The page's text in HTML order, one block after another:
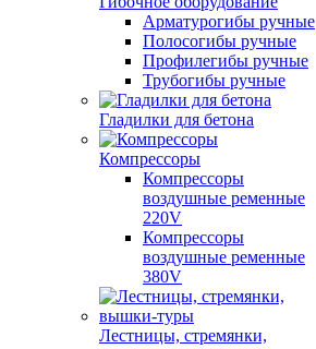
Арматурогибы ручные
Полосогибы ручные
Профилегибы ручные
Трубогибы ручные
Гладилки для бетона
Компрессоры
Компрессоры
воздушные ременные
220V
Компрессоры
воздушные ременные
380V
Лестницы, стремянки,